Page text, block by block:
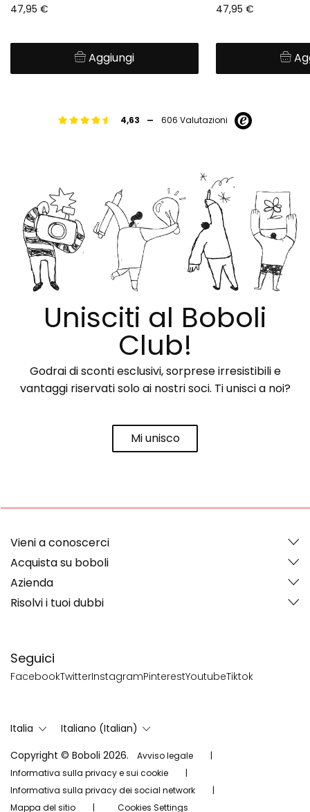
47,95 €
Aggiungi
47,95 €
4,63 - 606 Valutazioni
Unisciti al Boboli
Club!
Godrai di sconti esclusivi, sorprese irresistibili e
vantaggi riservati solo ai nostri soci. Ti unisci a noi?
Mi unisco
Seguici
FacebookTwitterInstagramPinterestYoutubeTiktok
Vieni a conoscerci
Acquista su boboli
Azienda
Risolvi i tuoi dubbi
Italia
Italiano (Italian)
Copyright © Boboli 2026.
Avviso legale
Informativa sulla privacy e sui cookie
Informativa sulla privacy dei social network
Mappa del sitio
Cookies Settings